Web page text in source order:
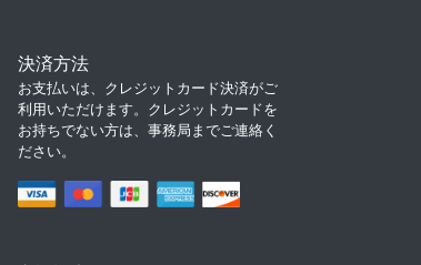
決済方法
お支払いは、クレジットカード決済がご
利用いただけます。クレジットカードを
お持ちでない方は、事務局までご連絡く
ださい。